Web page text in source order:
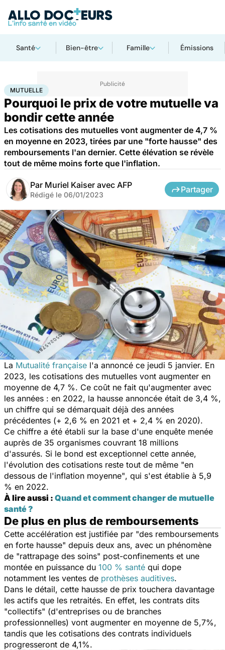
Santé Bien-être Famille Émissions
AccueilSanté Société Mutuelle
MUTUELLE
Pourquoi le prix de votre mutuelle va
bondir cette année
Les cotisations des mutuelles vont augmenter de 4,7 %
en moyenne en 2023, tirées par une "forte hausse" des
remboursements l'an dernier. Cette élévation se révèle
tout de même moins forte que l'inflation.
Par Muriel Kaiser avec AFP
Rédigé le 06/01/2023
Partager
La Mutualité française l'a annoncé ce jeudi 5 janvier. En
2023, les cotisations des mutuelles vont augmenter en
moyenne de 4,7 %. Ce coût ne fait qu'augmenter avec
les années : en 2022, la hausse annoncée était de 3,4 %,
un chiffre qui se démarquait déjà des années
précédentes (+ 2,6 % en 2021 et + 2,4 % en 2020).
Ce chiffre a été établi sur la base d'une enquête menée
auprès de 35 organismes couvrant 18 millions
d'assurés. Si le bond est exceptionnel cette année,
l'évolution des cotisations reste tout de même "en
dessous de l'inflation moyenne", qui s'est établie à 5,9
% en 2022.
À lire aussi : Quand et comment changer de mutuelle
santé ?
De plus en plus de remboursements
Cette accélération est justifiée par "des remboursements
en forte hausse" depuis deux ans, avec un phénomène
de "rattrapage des soins" post-confinements et une
montée en puissance du 100 % santé qui dope
notamment les ventes de prothèses auditives.
Dans le détail, cette hausse de prix touchera davantage
les actifs que les retraités. En effet, les contrats dits
"collectifs" (d'entreprises ou de branches
professionnelles) vont augmenter en moyenne de 5,7%,
tandis que les cotisations des contrats individuels
progresseront de 4,1%.